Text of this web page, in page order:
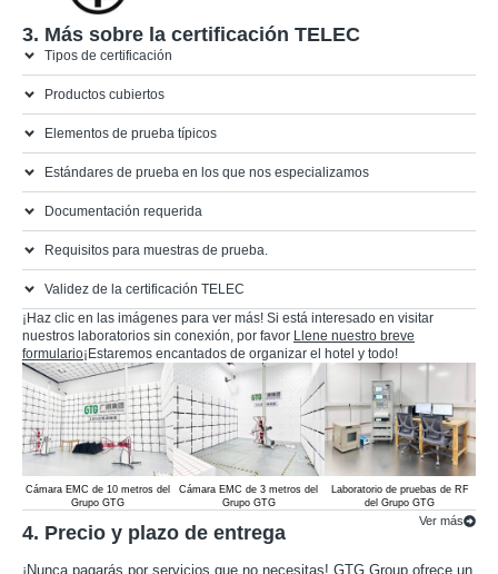
3. Más sobre la certificación TELEC
Tipos de certificación
Productos cubiertos
Elementos de prueba típicos
Estándares de prueba en los que nos especializamos
Documentación requerida
Requisitos para muestras de prueba.
Validez de la certificación TELEC
¡Haz clic en las imágenes para ver más! Si está interesado en visitar
nuestros laboratorios sin conexión, por favor Llene nuestro breve
formulario¡Estaremos encantados de organizar el hotel y todo!
Cámara EMC de 10 metros del
Grupo GTG
Cámara EMC de 3 metros del
Grupo GTG
Laboratorio de pruebas de RF
del Grupo GTG
Ver más
4. Precio y plazo de entrega
¡Nunca pagarás por servicios que no necesitas! GTG Group ofrece un